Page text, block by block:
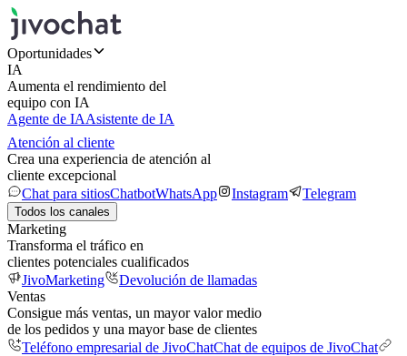
Oportunidades
IA
Aumenta el rendimiento del
equipo con IA
Agente de IAAsistente de IA
Atención al cliente
Crea una experiencia de atención al
cliente excepcional
Chat para sitiosChatbotWhatsApp Instagram Telegram
Todos los canales
Marketing
Transforma el tráfico en
clientes potenciales cualificados
JivoMarketing
Devolución de llamadas
Ventas
Consigue más ventas, un mayor valor medio
de los pedidos y una mayor base de clientes
Teléfono empresarial de JivoChatChat de equipos de JivoChat